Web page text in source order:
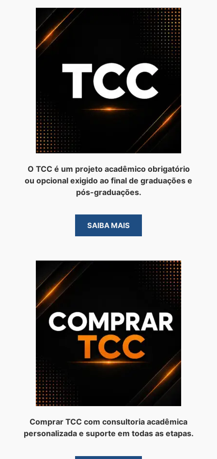
O TCC é um projeto acadêmico obrigatório
ou opcional exigido ao final de graduações e
pós-graduações.
SAIBA MAIS
Comprar TCC com consultoria acadêmica
personalizada e suporte em todas as etapas.